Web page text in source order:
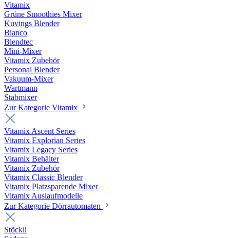
Vitamix
Grüne Smoothies Mixer
Kuvings Blender
Bianco
Blendtec
Mini-Mixer
Vitamix Zubehör
Personal Blender
Vakuum-Mixer
Wartmann
Stabmixer
Zur Kategorie Vitamix
Vitamix Ascent Series
Vitamix Explorian Series
Vitamix Legacy Series
Vitamix Behälter
Vitamix Zubehör
Vitamix Classic Blender
Vitamix Platzsparende Mixer
Vitamix Auslaufmodelle
Zur Kategorie Dörrautomaten
Stöckli